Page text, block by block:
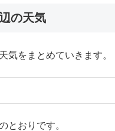
の天気
気をまとめていきます。
とおりです。